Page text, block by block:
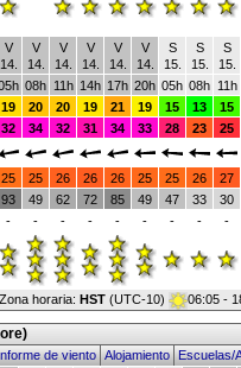
V
14.
V
14.
V
14.
V
14.
V
14.
V
14.
S
15.
S
15.
S
15.
08h 11h 14h 17h 20h 05h 08h 11h
19 20 20 19 21 19 15 13
15
32 34 32 31 34 33 28 23
25
25 25 26 26 26 25 25 26
27
93 49 62 72 85 49 47 33
30
- - - - - - - - -
, Zona horaria: HST (UTC-10) 06:05 -
de vientoAlojamientoEscuelas/